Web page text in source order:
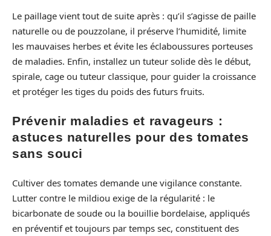
Le paillage vient tout de suite après : qu’il s’agisse de paille
naturelle ou de pouzzolane, il préserve l’humidité, limite
les mauvaises herbes et évite les éclaboussures porteuses
de maladies. Enfin, installez un tuteur solide dès le début,
spirale, cage ou tuteur classique, pour guider la croissance
et protéger les tiges du poids des futurs fruits.
Prévenir maladies et ravageurs :
astuces naturelles pour des tomates
sans souci
Cultiver des tomates demande une vigilance constante.
Lutter contre le mildiou exige de la régularité : le
bicarbonate de soude ou la bouillie bordelaise, appliqués
en préventif et toujours par temps sec, constituent des